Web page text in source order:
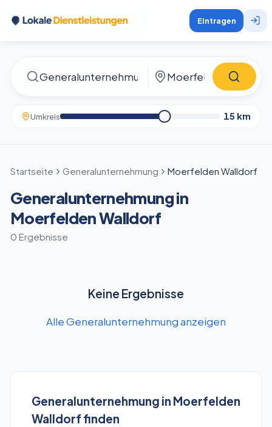
Eintragen
Umkreis 15 km
Startseite Generalunternehmung Moerfelden Walldorf
Generalunternehmung in
Moerfelden Walldorf
0 Ergebnisse
Keine Ergebnisse
Alle Generalunternehmung anzeigen
Generalunternehmung in Moerfelden
Walldorf finden